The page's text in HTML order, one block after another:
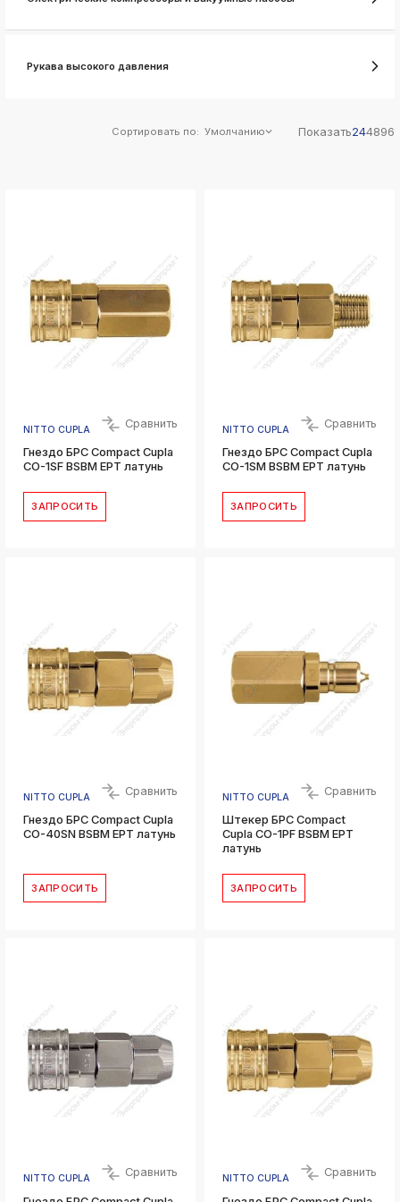
ksldkfjsdlfkjsls;ldfkgjsdl;kfkфыва
k
k
ksldkfjsdlfkjsls;ldfkgjsdl;kfkфыва
Рукава высокого давления
Сортировать по: Умолчанию Показать244896
NITTO CUPLA Сравнить
Гнездо БРС Compact Cupla
CO-1SF BSBM EPT латунь
ЗАПРОСИТЬ
NITTO CUPLA Сравнить
Гнездо БРС Compact Cupla
CO-1SM BSBM EPT латунь
ЗАПРОСИТЬ
NITTO CUPLA Сравнить
Гнездо БРС Compact Cupla
CO-40SN BSBM EPT латунь
ЗАПРОСИТЬ
NITTO CUPLA Сравнить
Штекер БРС Compact
Cupla CO-1PF BSBM EPT
латунь
ЗАПРОСИТЬ
NITTO CUPLA Сравнить NITTO CUPLA Сравнить